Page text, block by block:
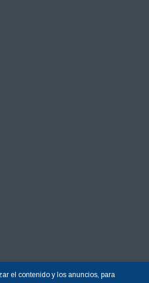
el contenido y los anuncios, para